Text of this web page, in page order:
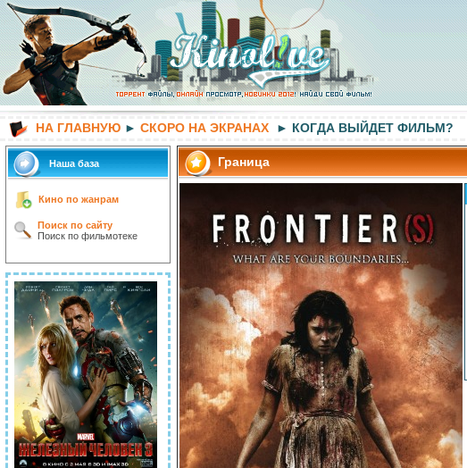
НА ГЛАВНУЮ ► СКОРО НА ЭКРАНАХ ► КОГДА ВЫЙДЕТ ФИЛЬМ?
Наша база
Кино по жанрам
Поиск по сайту
Поиск по фильмотеке
Граница